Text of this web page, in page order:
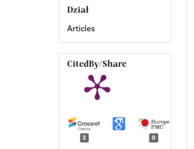
Dział
Articles
CitedBy/Share
3 0